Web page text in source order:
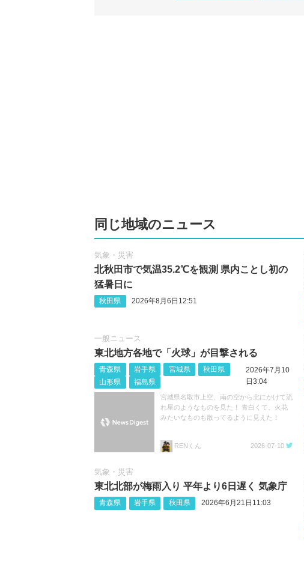
同じ地域のニュース
気象・災害
北秋田市で気温35.2℃を観測 県内ことし初の
猛暑日に
秋田県 2026年8月6日12:51
一般ニュース
東北地方各地で「火球」が目撃される
青森県 岩手県 宮城県
秋田県
山形県
福島県
2026年7月10
日3:04
宮城県名取市上空、南の空から北にかけて流
れ星のようなものを見た！ 青白くて、火花
みたいなものも散ってるように見えた！
RENくん 2026-07-10
気象・災害
東北北部が梅雨入り 平年より6日遅く 気象庁
青森県 岩手県 秋田県 2026年6月21日11:03